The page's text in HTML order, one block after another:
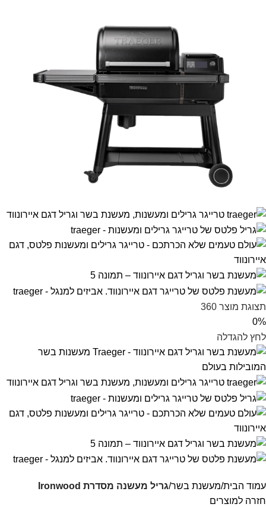
תצוגת מוצר 360
0%
לחץ להגדלה
עמוד הבית מעשנת בשר גריל מעשנה מסדרת Ironwood
חזרה למוצרים